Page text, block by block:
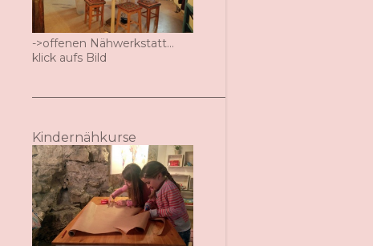
->offenen Nähwerkstatt...
klick aufs Bild
Kindernähkurse